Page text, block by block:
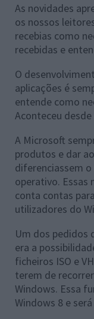
As novidades
os nossos
recebias como
recebidas e
O
aplicações é
entende como
Aconteceu
A Microsoft
produtos e dar
diferenciassem
operativo. Essas
conta contas
utilizadores do
Um dos pedidos
era a
ficheiros ISO e
terem de
Windows. Essa
Windows 8 e